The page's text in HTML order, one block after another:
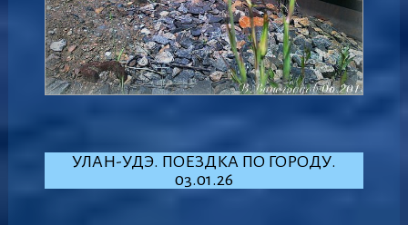
УЛАН-УДЭ. ПОЕЗДКА ПО ГОРОДУ.
03.01.26